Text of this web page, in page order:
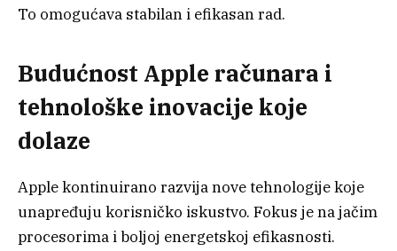
To omogućava stabilan i efikasan rad.
Budućnost Apple računara i
tehnološke inovacije koje
dolaze
Apple kontinuirano razvija nove tehnologije koje
unapređuju korisničko iskustvo. Fokus je na jačim
procesorima i boljoj energetskoj efikasnosti.